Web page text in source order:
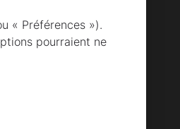
« Préférences »).
pourraient ne